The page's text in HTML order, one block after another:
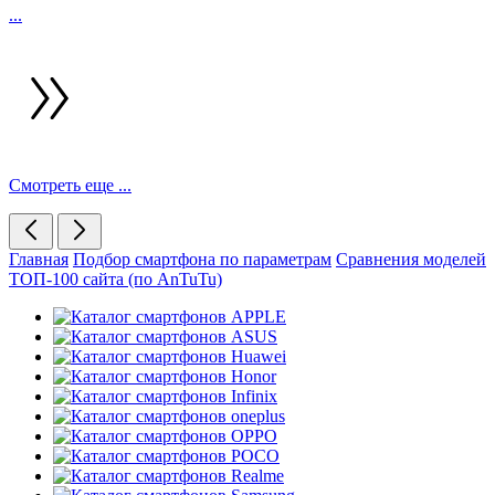
...
Смотреть еще ...
Главная Подбор смартфона по параметрам Сравнения моделей
ТОП-100 сайта (по AnTuTu)